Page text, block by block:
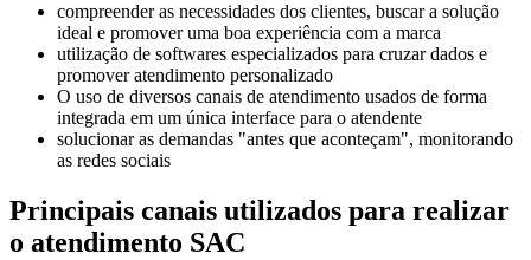
compreender as necessidades dos clientes, buscar a solução
ideal e promover uma boa experiência com a marca
utilização de softwares especializados para cruzar dados e
promover atendimento personalizado
O uso de diversos canais de atendimento usados de forma
integrada em um única interface para o atendente
solucionar as demandas "antes que aconteçam", monitorando
as redes sociais
Principais canais utilizados para realizar
o atendimento SAC